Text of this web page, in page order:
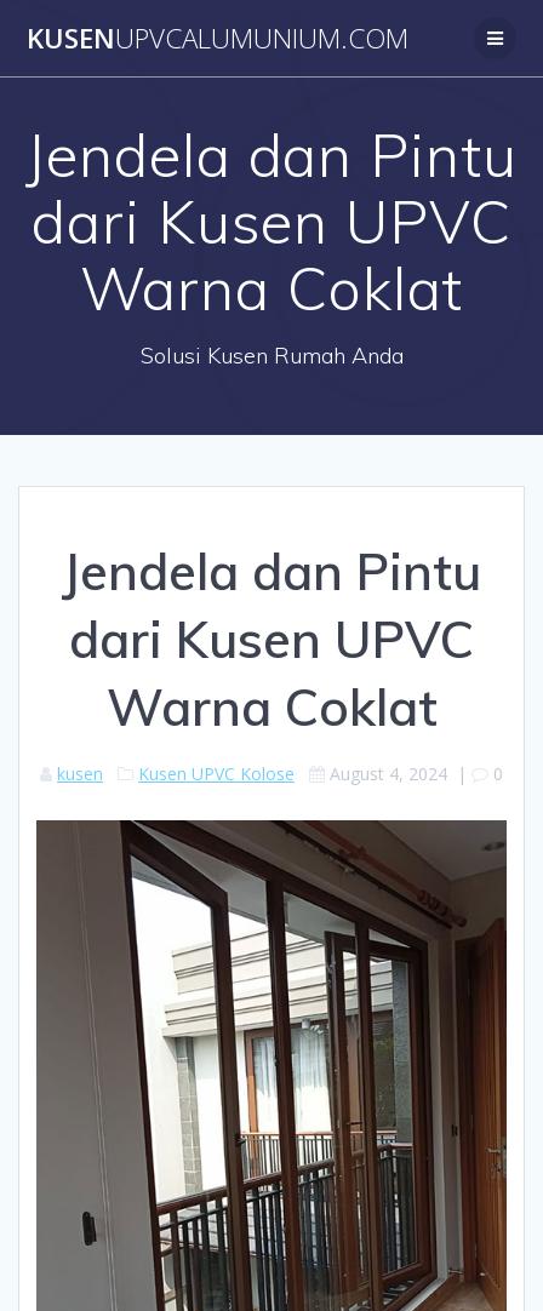
to
KUSENUPVCALUMUNIUM.COM
Jendela dan Pintu
dari Kusen UPVC
Warna Coklat
Solusi Kusen Rumah Anda
Jendela dan Pintu
dari Kusen UPVC
Warna Coklat
kusen Kusen UPVC Kolose August 4, 2024 | 0